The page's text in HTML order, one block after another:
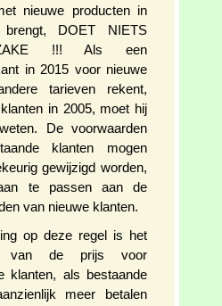
nieuwe producten in
brengt, DOET NIETS
!!! Als een
in 2015 voor nieuwe
tarieven rekent,
in 2005, moet hij
De voorwaarden
klanten mogen
gewijzigd worden,
te passen aan de
van nieuwe klanten.
op deze regel is het
van de prijs voor
klanten, als bestaande
meer betalen